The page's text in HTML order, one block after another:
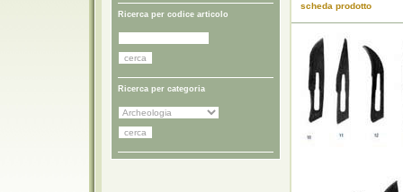
Ricerca per codice articolo
Ricerca per categoria
scheda prodotto